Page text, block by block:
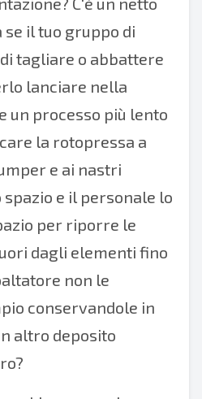
il tuo gruppo di
tagliare o abbattere
lanciare nella
un processo più lento
la rotopressa a
e ai nastri
e il personale lo
per riporre le
dagli elementi fino
non le
conservandole in
altro deposito